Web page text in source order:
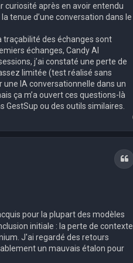
curiosité après en avoir entendu
tenue d’une conversation dans le
traçabilité des échanges sont
échanges, Candy AI
j’ai constaté une perte de
limitée (test réalisé sans
IA conversationnelle dans un
ça m’a ouvert ces questions-là
GestSup ou des outils similaires.
pour la plupart des modèles
initiale : la perte de contexte
J'ai regardé des retours
un mauvais étalon pour